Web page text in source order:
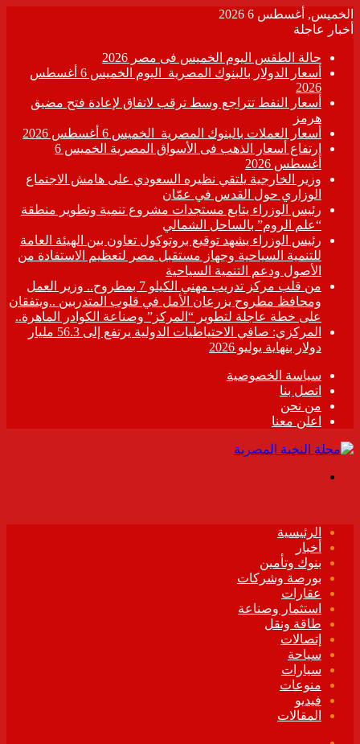
الخميس, أغسطس 6 2026
أخبار عاجلة
حالة الطقس اليوم الخميس فى مصر 2026
أسعار الدولار بالبنوك المصرية اليوم الخميس 6 أغسطس
2026
أسعار النفط تتراجع وسط ترقب لاتفاق لإعادة فتح مضيق
هرمز
أسعار العملات بالبنوك المصرية الخميس 6 أغسطس 2026
ارتفاع أسعار الذهب فى الأسواق المصرية الخميس 6
أغسطس 2026
وزير الخارجية يلتقي نظيره السعودي على هامش الاجتماع
الوزاري حول القدس في عمّان
رئيس الوزراء يتابع مستجدات مشروع تنمية وتطوير منطقة
“علم الروم” بالساحل الشمالي
رئيس الوزراء يشهد توقيع بروتوكول تعاون بين الهيئة العامة
للتنمية السياحية وجهاز مستقبل مصر لتعظيم الاستفادة من
الأصول ودعم التنمية السياحية
من قلب مركز تدريب مهني الكيلو 7 بمطروح.. وزير العمل
ومحافظ مطروح يزرعان الأمل في قلوب المتدربين ..ويتفقان
على خطة عاجلة لتطوير “المركز” وصناعة الكوادر الماهرة..
المركزي: صافي الاحتياطيات الدولية يرتفع إلى 56.3 مليار
دولار بنهاية يوليو 2026
سياسة الخصوصية
اتصل بنا
من نحن
اعلن معنا
الرئيسية
أخبار
بنوك وتأمين
بورصة وشركات
عقارات
استثمار وصناعة
طاقة ونقل
إتصالات
سياحة
سيارات
منوعات
فيديو
المقالات